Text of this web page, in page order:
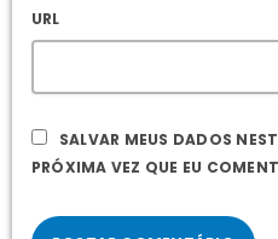
URL
SALVAR MEUS DADOS
PRÓXIMA VEZ QUE EU